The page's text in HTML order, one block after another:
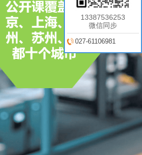
13387536253
微信同步
027-61106981